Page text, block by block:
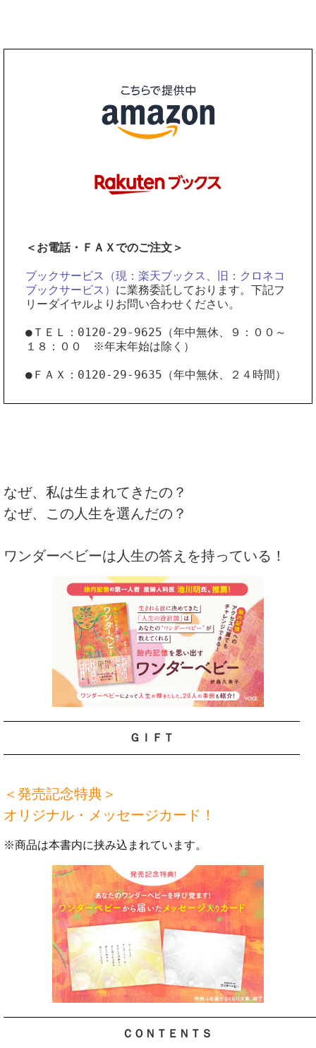
＜お電話・ＦＡＸでのご注文＞
ブックサービス（現：楽天ブックス、旧：クロネコ
ブックサービス） に業務委託しております。下記フ
リーダイヤルよりお問い合わせください。
●ＴＥＬ：0120-29-9625（年中無休、９：００～
１８：００ ※年末年始は除く）
●ＦＡＸ：0120-29-9635（年中無休、２４時間）
なぜ、私は生まれてきたの？
なぜ、この人生を選んだの？
ワンダーベビーは人生の答えを持っている！
ＧＩＦＴ
＜発売記念特典＞
オリジナル・メッセージカード！
※商品は本書内に挟み込まれています。
ＣＯＮＴＥＮＴＳ